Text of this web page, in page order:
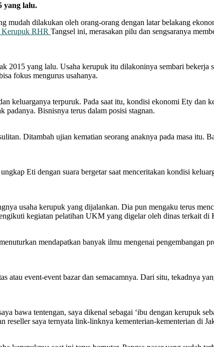
yang lalu.
dilakukan oleh orang-orang dengan latar belakang
Kerupuk RHR Tangsel ini, merasakan pilu dan sengsaranya
yang lalu. Usaha kerupuk itu dilakoninya sembari bekerja
fokus mengurus usahanya.
keluarganya terpuruk. Pada saat itu, kondisi ekonomi Ety dan
padanya. Bisnisnya terus dalam posisi stagnan.
Ditambah ujian kematian seorang anaknya pada masa itu.
ungkap Eti dengan suara bergetar saat menceritakan kondisi
usaha kerupuk yang dijalankan. Dia pun mengaku terus
kegiatan pelatihan UKM yang digelar oleh dinas terkait di
mendapatkan banyak ilmu mengenai pengembangan
atau event-event bazar dan semacamnya. Dari situ, tekadnya
bawa tentengan, saya dikenal sebagai ‘ibu dengan kerupuk
reseller saya ternyata link-linknya kementerian-kementerian di